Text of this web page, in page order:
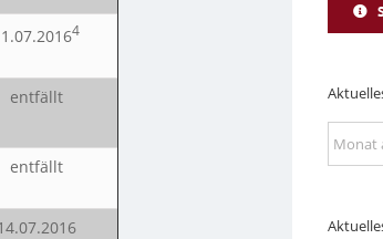
4
entfällt
entfällt
Aktuelles
aus